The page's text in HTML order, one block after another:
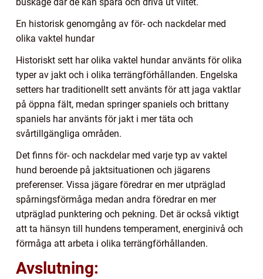
En historisk genomgång av för- och nackdelar med
olika vaktel hundar
Historiskt sett har olika vaktel hundar använts för olika
typer av jakt och i olika terrängförhållanden. Engelska
setters har traditionellt sett använts för att jaga vaktlar
på öppna fält, medan springer spaniels och brittany
spaniels har använts för jakt i mer täta och
svårtillgängliga områden.
Det finns för- och nackdelar med varje typ av vaktel
hund beroende på jaktsituationen och jägarens
preferenser. Vissa jägare föredrar en mer utpräglad
spårningsförmåga medan andra föredrar en mer
utpräglad punktering och pekning. Det är också viktigt
att ta hänsyn till hundens temperament, energinivå och
förmåga att arbeta i olika terrängförhållanden.
Avslutning: